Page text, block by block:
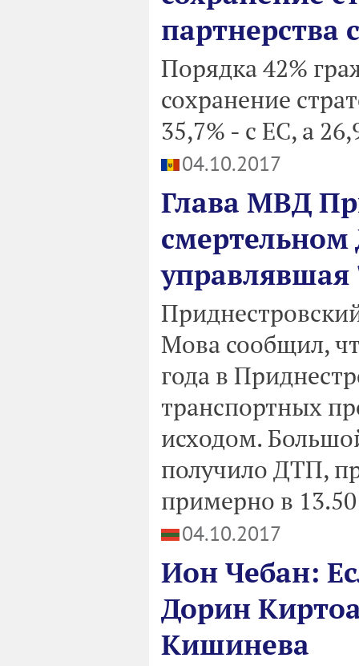
партнерства
Порядка 42%
сохранение
35,7% - с ЕС, а
04.10.2017
Глава МВД
управлявшая
Мова сообщил,
года в
транспортных
исходом.
получило ДТП,
примерно в
04.10.2017
Ион Чебан:
Дорин
Кишинева